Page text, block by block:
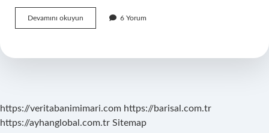
Devamını okuyun
Ve
Yerine
6 Yorum
https://veritabanimimari.com https://barisal.com.tr
https://ayhanglobal.com.tr Sitemap